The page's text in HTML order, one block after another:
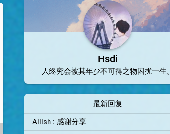
Hsdi
人终究会被其年少不可得之物困扰一生。
最新回复
Ailish : 感谢分享